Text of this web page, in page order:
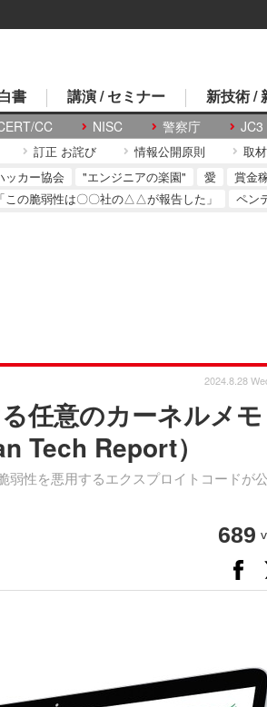
CC NISC 警察庁 JC3
書 講演 / セミナー 新技術 /
訂正 お詫び 情報公開原則 取
ッカー協会 "エンジニアの楽園" 愛
賞金
「この脆弱性は〇〇社の△△が報告した」
ペン
任意のカーネルメ
Tech Report）
弱性を悪用するエクスプロイトコードが
2024.8.28
689